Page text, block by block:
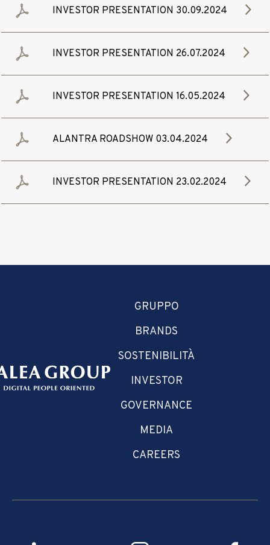
INVESTOR PRESENTATION 30.09.2024
INVESTOR PRESENTATION 26.07.2024
INVESTOR PRESENTATION 16.05.2024
ALANTRA ROADSHOW 03.04.2024
INVESTOR PRESENTATION 23.02.2024
GRUPPO
BRANDS
SOSTENIBILITÀ
INVESTOR
GOVERNANCE
MEDIA
CAREERS